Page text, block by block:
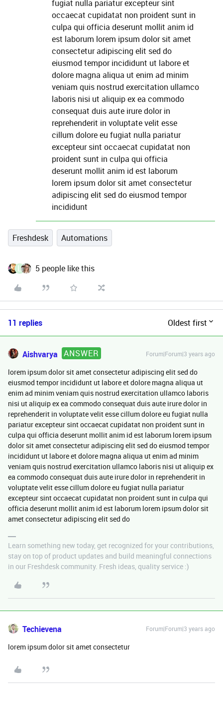
fugiat nulla pariatur excepteur sint
occaecat cupidatat non proident sunt in
culpa qui officia deserunt mollit anim id
est laborum lorem ipsum dolor sit amet
consectetur adipiscing elit sed do
eiusmod tempor incididunt ut labore et
dolore magna aliqua ut enim ad minim
veniam quis nostrud exercitation ullamco
laboris nisi ut aliquip ex ea commodo
consequat duis aute irure dolor in
reprehenderit in voluptate velit esse
cillum dolore eu fugiat nulla pariatur
excepteur sint occaecat cupidatat non
proident sunt in culpa qui officia
deserunt mollit anim id est laborum
lorem ipsum dolor sit amet consectetur
adipiscing elit sed do eiusmod tempor
incididunt
Freshdesk Automations
L 5 people like this
11 replies Oldest first
Aishvarya ANSWER Forum|Forum|3 years ago
lorem ipsum dolor sit amet consectetur adipiscing elit sed do
eiusmod tempor incididunt ut labore et dolore magna aliqua ut
enim ad minim veniam quis nostrud exercitation ullamco laboris
nisi ut aliquip ex ea commodo consequat duis aute irure dolor in
reprehenderit in voluptate velit esse cillum dolore eu fugiat nulla
pariatur excepteur sint occaecat cupidatat non proident sunt in
culpa qui officia deserunt mollit anim id est laborum lorem ipsum
dolor sit amet consectetur adipiscing elit sed do eiusmod tempor
incididunt ut labore et dolore magna aliqua ut enim ad minim
veniam quis nostrud exercitation ullamco laboris nisi ut aliquip ex
ea commodo consequat duis aute irure dolor in reprehenderit in
voluptate velit esse cillum dolore eu fugiat nulla pariatur
excepteur sint occaecat cupidatat non proident sunt in culpa qui
officia deserunt mollit anim id est laborum lorem ipsum dolor sit
amet consectetur adipiscing elit sed do
Learn something new today, get recognized for your contributions,
stay on top of product updates and build meaningful connections
in our Freshdesk community. Fresh ideas, quality service :)
Techievena Forum|Forum|3 years ago
lorem ipsum dolor sit amet consectetur